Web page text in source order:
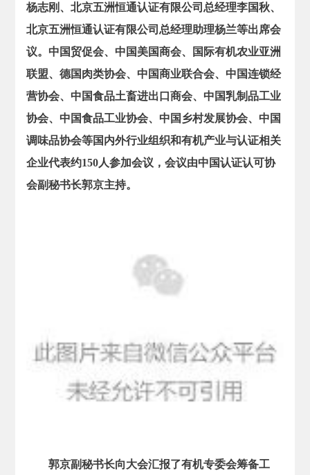
杨志刚、北京五洲恒通认证有限公司总经理李国秋、
北京五洲恒通认证有限公司总经理助理杨兰等出席会
议。中国贸促会、中国美国商会、国际有机农业亚洲
联盟、德国肉类协会、中国商业联合会、中国连锁经
营协会、中国食品土畜进出口商会、中国乳制品工业
协会、中国食品工业协会、中国乡村发展协会、中国
调味品协会等国内外行业组织和有机产业与认证相关
企业代表约150人参加会议，会议由中国认证认可协
会副秘书长郭京主持。
郭京副秘书长向大会汇报了有机专委会筹备工